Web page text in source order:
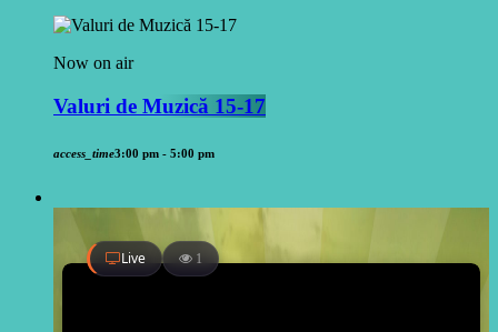
Now on air
Valuri de Muzică 15-17
access_time3:00 pm - 5:00 pm